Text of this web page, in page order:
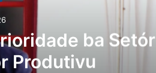
ba Setór
Produtivu